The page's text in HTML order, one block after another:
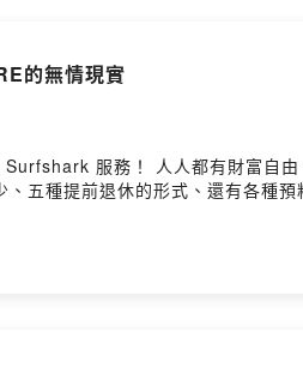
的無情現實
，但你知道近年歐美雖然
五種提前退休的形式、還有各種